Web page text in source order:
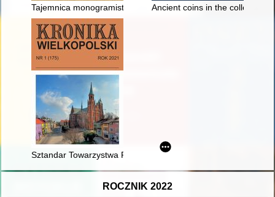
Tajemnica monogramisty HK : próba ustalenia tożsamości i
Ancient coins in the collection
Sztandar Towarzystwa Przemysłowego w Ratajach w
ROCZNIK 2022